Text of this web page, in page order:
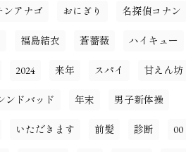
ンアナゴ おにぎり 名探偵コナン
福島結衣 蒼薔薇 ハイキュー
2024 来年 スパイ 甘えん坊
ンドバッド 年末 男子新体操
いただきます 前髪 診断 00